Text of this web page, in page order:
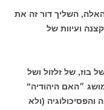
השליך דור זה את
ועיוות של
בוז, של זלזול ושל
״האם היהודיה"
(ולא